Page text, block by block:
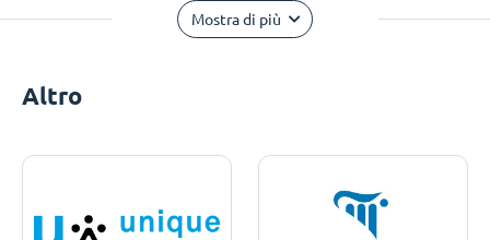
Mostra di più
Altro